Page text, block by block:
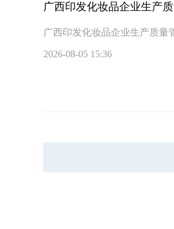
广西印发化妆品企业生产
广西印发化妆品企业生产质量
2026-08-05 15:36